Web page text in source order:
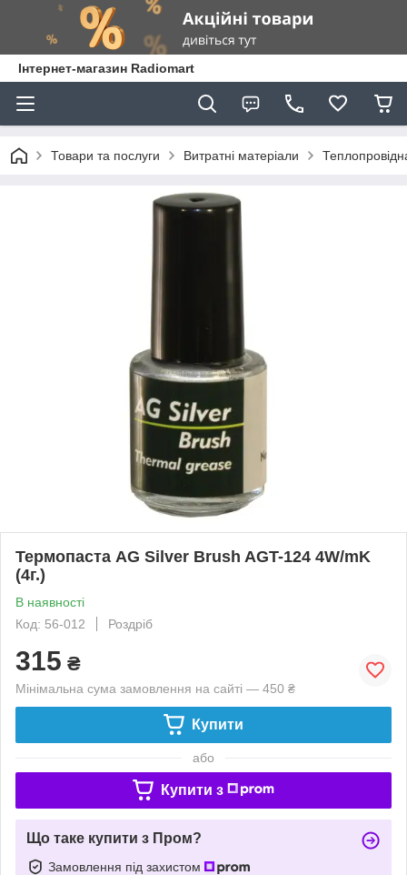
Інтернет-магазин Radiomart
Товари та послуги Витратні матеріали
Термопаста AG Silver Brush AGT-124 4W/mK
(4г.)
В наявності
Код: 56-012
Роздріб
315 ₴
Мінімальна сума замовлення на сайті — 450 ₴
Купити
або
Купити з
Що таке купити з Пром?
Замовлення під захистом